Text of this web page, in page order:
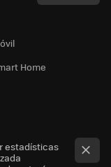
Home
estadísticas